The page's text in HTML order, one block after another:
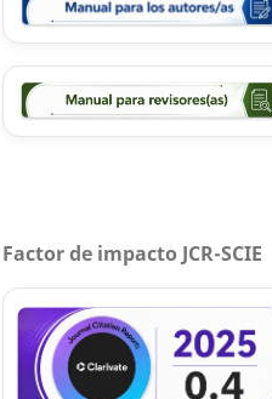
Factor de impacto JCR-SCIE